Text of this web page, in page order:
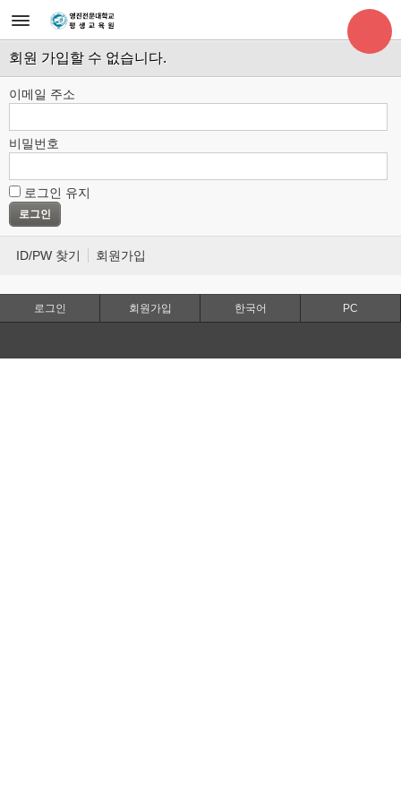
회원 가입할 수 없습니다.
이메일 주소
비밀번호
로그인 유지
ID/PW 찾기 회원가입
로그인 회원가입 한국어 PC